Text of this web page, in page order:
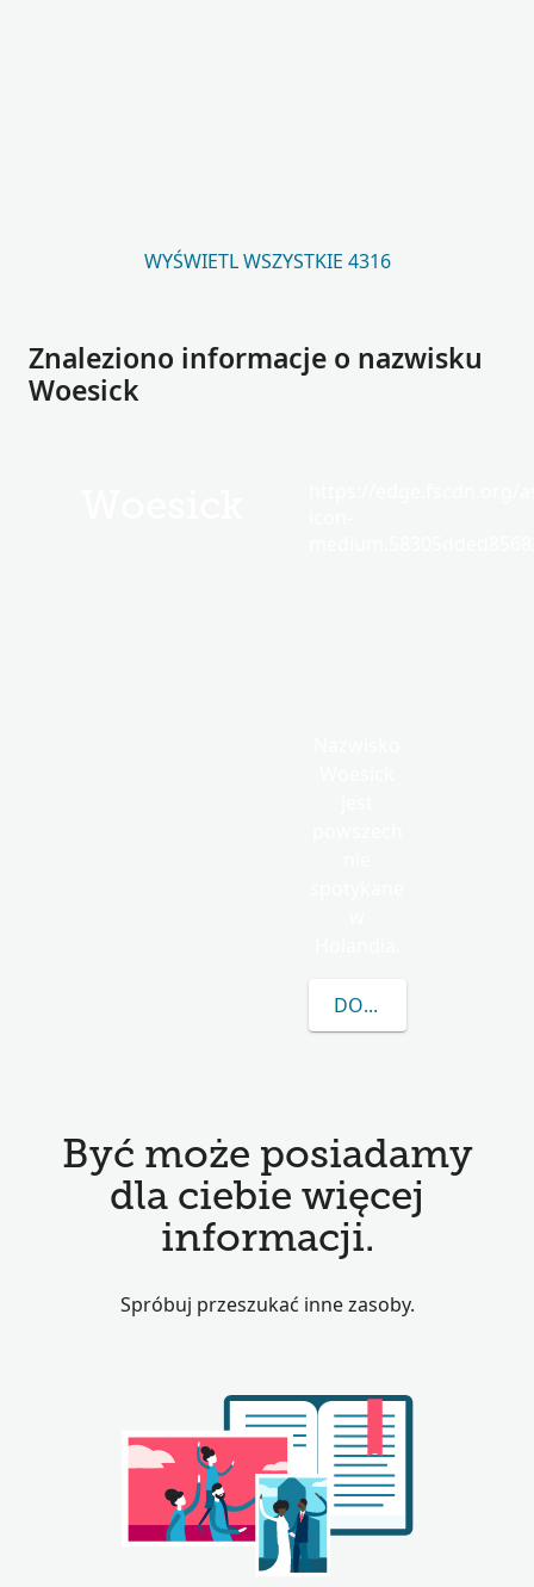
WYŚWIETL WSZYSTKIE 4316
Znaleziono informacje o nazwisku
Woesick
DOWIEDZ SIĘ WIĘCEJ
Być może posiadamy
dla ciebie więcej
informacji.
Spróbuj przeszukać inne zasoby.